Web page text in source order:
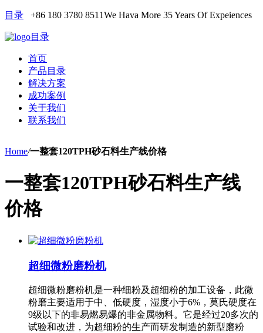
目录 +86 180 3780 8511We Hava More 35 Years Of Expeiences
目录
首页
产品目录
解决方案
成功案例
关于我们
联系我们
Home/一整套120TPH砂石料生产线价格
一整套120TPH砂石料生产线
价格
超细微粉磨粉机
超细微粉磨粉机是一种细粉及超细粉的加工设备，此微
粉磨主要适用于中、低硬度，湿度小于6%，莫氏硬度在
9级以下的非易燃易爆的非金属物料。它是经过20多次的
试验和改进，为超细粉的生产而研发制造的新型磨粉